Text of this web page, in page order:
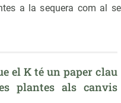
a la sequera com al
el K té un paper clau
plantes als canvis